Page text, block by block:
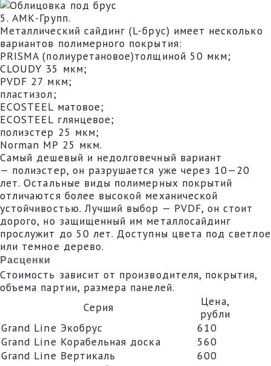
5. АМК-Групп.
Металлический сайдинг (L-брус) имеет несколько
вариантов полимерного покрытия:
PRISMA (полиуретановое)толщиной 50 мкм;
CLOUDY 35 мкм;
PVDF 27 мкм;
пластизол;
ECOSTEEL матовое;
ECOSTEEL глянцевое;
полиэстер 25 мкм;
Norman MP 25 мкм.
Самый дешевый и недолговечный вариант
— полиэстер, он разрушается уже через 10—20
лет. Остальные виды полимерных покрытий
отличаются более высокой механической
устойчивостью. Лучший выбор — PVDF, он стоит
дорого, но защищенный им металлосайдинг
прослужит до 50 лет. Доступны цвета под светлое
или темное дерево.
Расценки
Стоимость зависит от производителя, покрытия,
объема партии, размера панелей.
Серия
Цена,
рубли
Grand Line Экобрус
610
Grand Line Корабельная доска
560
Grand Line Вертикаль
600